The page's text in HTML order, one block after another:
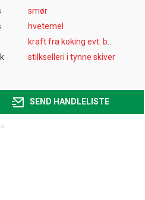
smør
hvetemel
stilkselleri i tynne skiver
SEND HANDLELISTE